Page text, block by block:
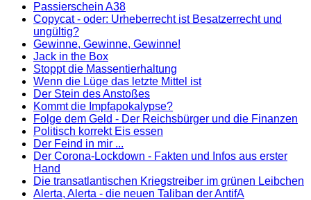
Passierschein A38
Copycat - oder: Urheberrecht ist Besatzerrecht und
ungültig?
Gewinne, Gewinne, Gewinne!
Jack in the Box
Stoppt die Massentierhaltung
Wenn die Lüge das letzte Mittel ist
Der Stein des Anstoßes
Kommt die Impfapokalypse?
Folge dem Geld - Der Reichsbürger und die Finanzen
Politisch korrekt Eis essen
Der Feind in mir ...
Der Corona-Lockdown - Fakten und Infos aus erster
Hand
Die transatlantischen Kriegstreiber im grünen Leibchen
Alerta, Alerta - die neuen Taliban der AntifA